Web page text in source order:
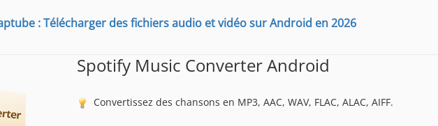
: Télécharger des fichiers audio et vidéo sur Android en 2026
Spotify Music Converter Android
Convertissez des chansons en MP3, AAC, WAV, FLAC, ALAC, AIFF.